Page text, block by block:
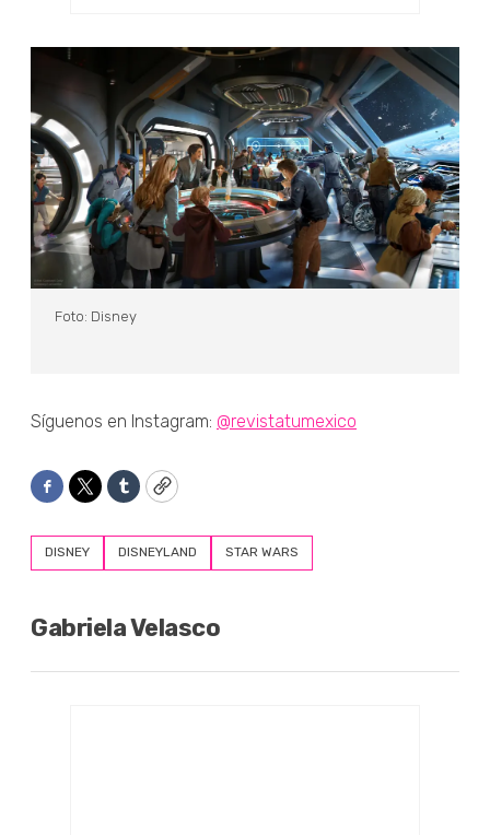
Foto: Disney
Síguenos en Instagram: @revistatumexico
Facebook
TwitterTumblrCopy
DISNEY DISNEYLAND STAR WARS
Gabriela Velasco